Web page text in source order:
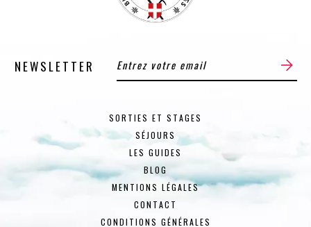
NEWSLETTER
SORTIES ET STAGES
SÉJOURS
LES GUIDES
BLOG
MENTIONS LÉGALES
CONTACT
CONDITIONS GÉNÉRALES